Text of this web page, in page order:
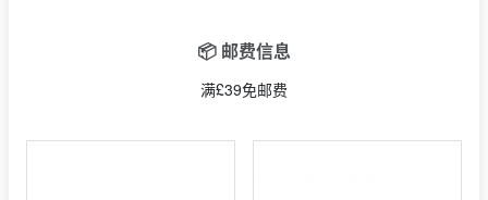
📦 邮费信息
满£39免邮费